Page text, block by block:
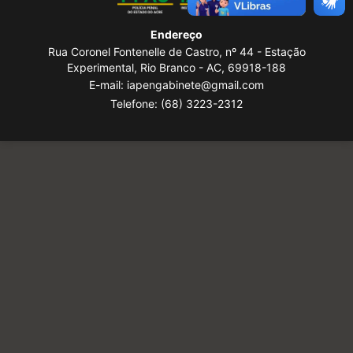
Endereço
Rua Coronel Fontenelle de Castro, nº 44 - Estação
Experimental, Rio Branco - AC, 69918-188
E-mail: iapengabinete@gmail.com
Telefone: (68) 3223-2312